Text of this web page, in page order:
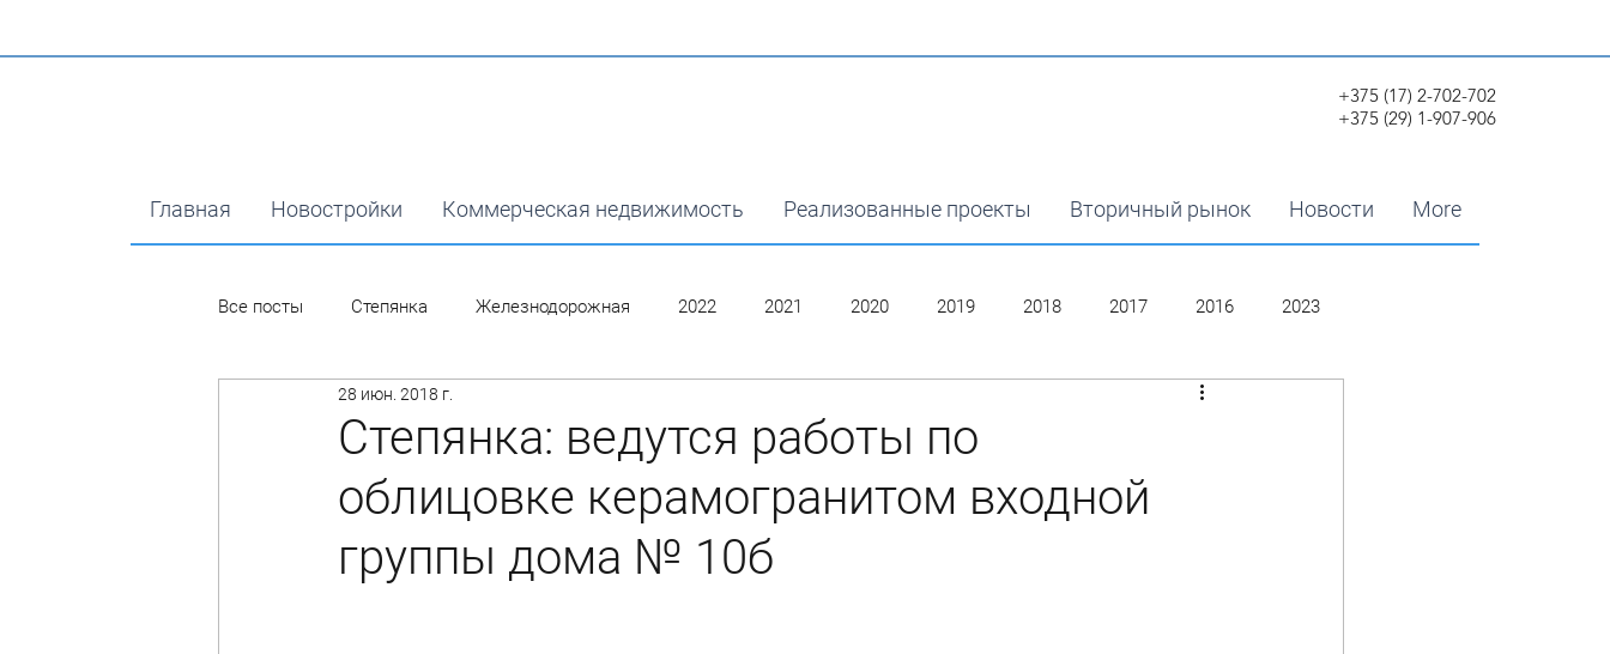
+375 (17) 2-702-702
+375 (29) 1-907-906
Главная Новостройки Коммерческая недвижимость Реализованные проекты Вторичный рынок Новости More
Все посты Степянка Железнодорожная 2022 2021 2020 2019 2018 2017 2016 2023
Степянка: ведутся работы по
облицовке керамогранитом входной
группы дома № 10б
28 июн. 2018 г.